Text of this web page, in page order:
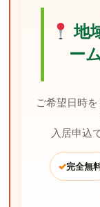
地
ー
ご希望日時
入居申込
✓完全無